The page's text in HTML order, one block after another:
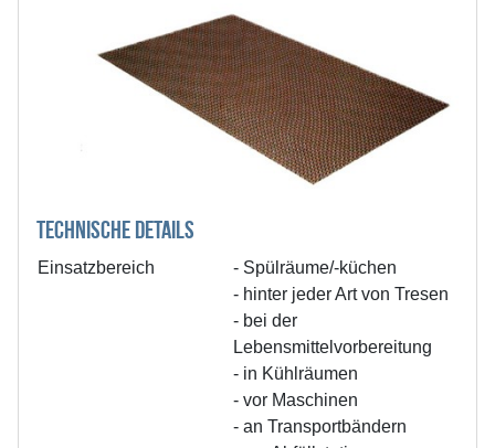
TECHNISCHE DETAILS
Einsatzbereich
- Spülräume/-küchen
- hinter jeder Art von Tresen
- bei der
Lebensmittelvorbereitung
- in Kühlräumen
- vor Maschinen
- an Transportbändern